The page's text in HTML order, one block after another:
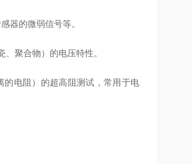
器的微弱信号等。
聚合物）的电压特性。
电阻）的超高阻测试，常用于电